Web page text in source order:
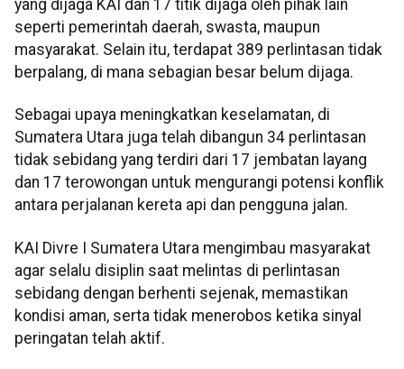
yang dijaga KAI dan 17 titik dijaga oleh pihak lain
seperti pemerintah daerah, swasta, maupun
masyarakat. Selain itu, terdapat 389 perlintasan tidak
berpalang, di mana sebagian besar belum dijaga.
Sebagai upaya meningkatkan keselamatan, di
Sumatera Utara juga telah dibangun 34 perlintasan
tidak sebidang yang terdiri dari 17 jembatan layang
dan 17 terowongan untuk mengurangi potensi konflik
antara perjalanan kereta api dan pengguna jalan.
KAI Divre I Sumatera Utara mengimbau masyarakat
agar selalu disiplin saat melintas di perlintasan
sebidang dengan berhenti sejenak, memastikan
kondisi aman, serta tidak menerobos ketika sinyal
peringatan telah aktif.